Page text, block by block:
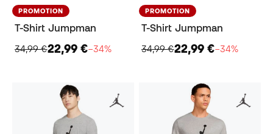
PROMOTION
T-Shirt Jumpman
34,99 €22,99 €−34%
PROMOTION
T-Shirt Jumpman
34,99 €22,99 €−34%